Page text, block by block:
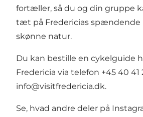
fortæller, så du og din gruppe
tæt på Fredericias spændende
skønne natur.
Du kan bestille en cykelguide
Fredericia via telefon +45 40 41
info@visitfredericia.dk.
Se, hvad andre deler på